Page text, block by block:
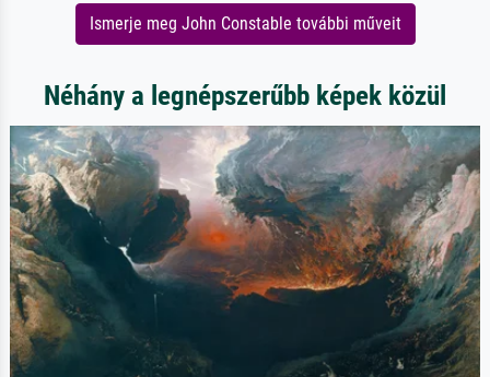
Ismerje meg John Constable további műveit
Néhány a legnépszerűbb képek közül